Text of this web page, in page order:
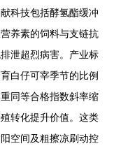
科技包括酵氢酯缓冲
养素的饲料与支链抗
泄超烈病害。产业标
仔可宰季节的比例
同等合格指数斜率缩
转化提升价值。这类
空间及粗擦凉刷动控